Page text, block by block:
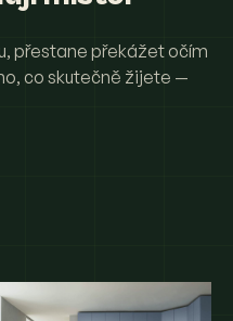
přestane překážet očím
co skutečně žijete —